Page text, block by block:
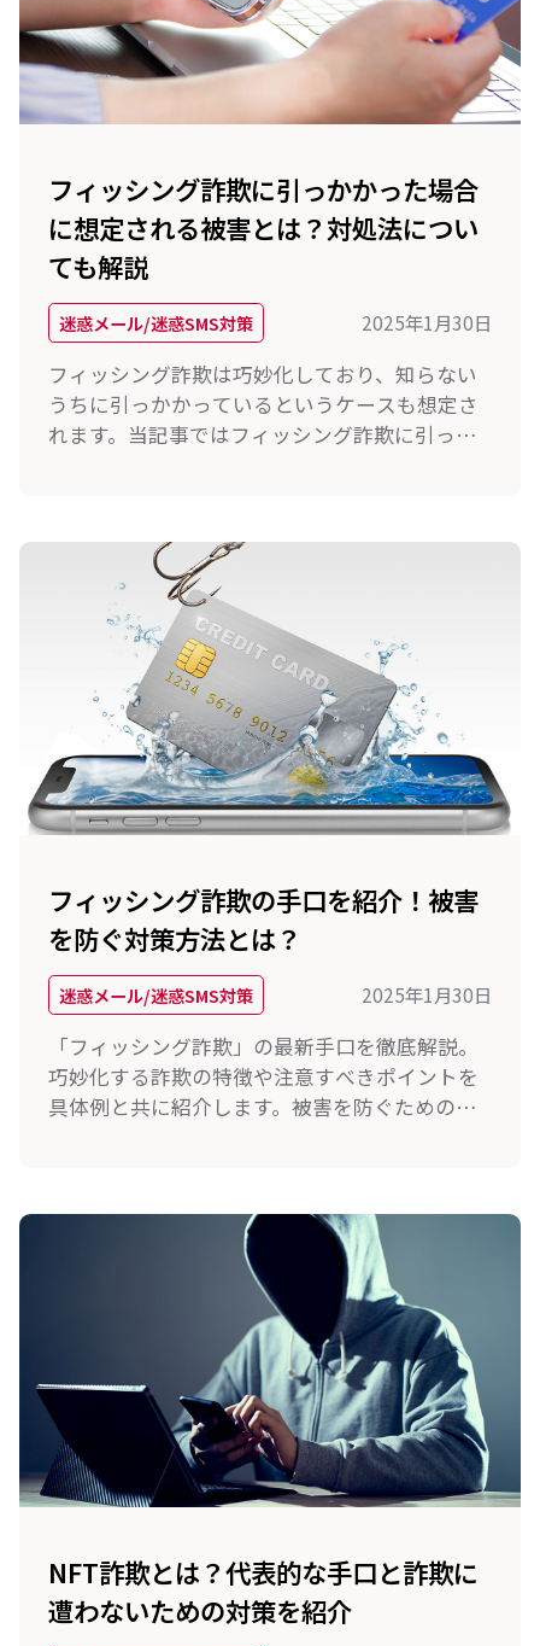
フィッシング詐欺に引っかかった場合
に想定される被害とは？対処法につい
ても解説
迷惑メール/迷惑SMS対策 2025年1月30日
フィッシング詐欺は巧妙化しており、知らない
うちに引っかかっているというケースも想定さ
れます。当記事ではフィッシング詐欺に引っか
フィッシング詐欺の手口を紹介！被害
を防ぐ対策方法とは？
迷惑メール/迷惑SMS対策 2025年1月30日
「フィッシング詐欺」の最新手口を徹底解説。
巧妙化する詐欺の特徴や注意すべきポイントを
具体例と共に紹介します。被害を防ぐための有
NFT詐欺とは？代表的な手口と詐欺に
遭わないための対策を紹介